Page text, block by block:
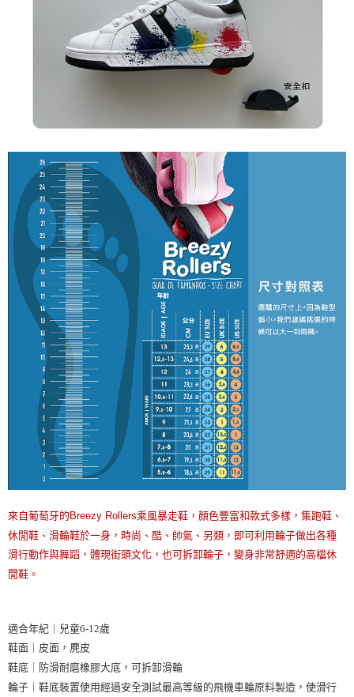
來自葡萄牙的Breezy Rollers乘風暴走鞋，顏色豐富和款式多樣，集跑鞋、
休閒鞋、滑輪鞋於一身，時尚、酷、帥氣、另類，即可利用輪子做出各種
滑行動作與舞蹈，體現街頭文化，也可拆卸輪子，變身非常舒適的高檔休
閒鞋。
適合年紀｜兒童6-12歲
鞋面｜皮面，麂皮
鞋底｜防滑耐磨橡膠大底，可拆卸滑輪
輪子｜鞋底裝置使用經過安全測試最高等級的飛機車輪原料製造，使滑行